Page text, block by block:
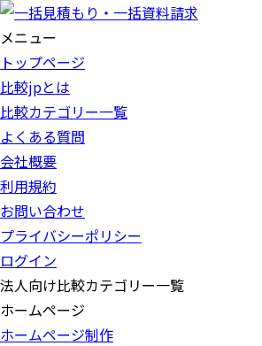
メニュー
トップページ
比較jpとは
比較カテゴリー一覧
よくある質問
会社概要
利用規約
お問い合わせ
プライバシーポリシー
ログイン
法人向け比較カテゴリー一覧
ホームページ
ホームページ制作